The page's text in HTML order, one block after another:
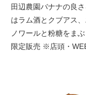
田辺農園バナナの良
はラム酒とクブアス
ノワールと粉糖をま
限定販売 ※店頭・